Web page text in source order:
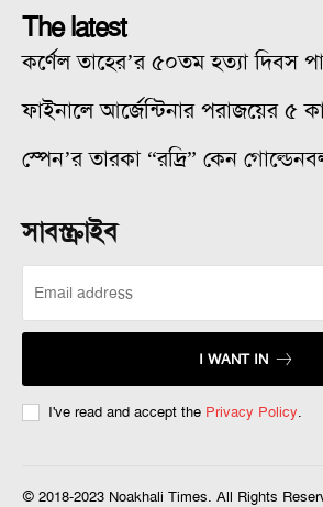
The latest
কর্ণেল তাহের’র ৫০তম হত্যা দিবস
ফাইনালে আর্জেন্টিনার পরাজয়ের ৫
স্পেন’র তারকা “রদ্রি” কেন
সাবস্ক্রাইব
I WANT IN
I've read and accept the Privacy Policy.
© 2018-2023 Noakhali Times. All Rights